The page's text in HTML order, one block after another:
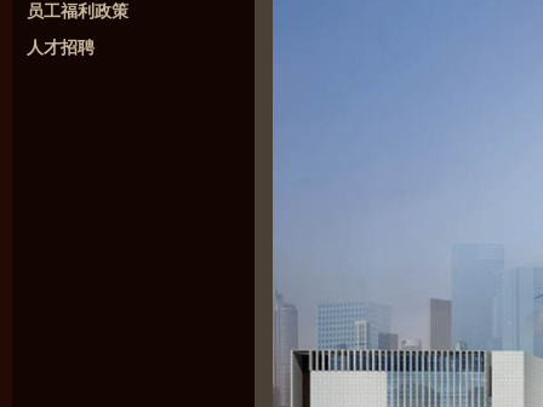
员工福利政策
人才招聘